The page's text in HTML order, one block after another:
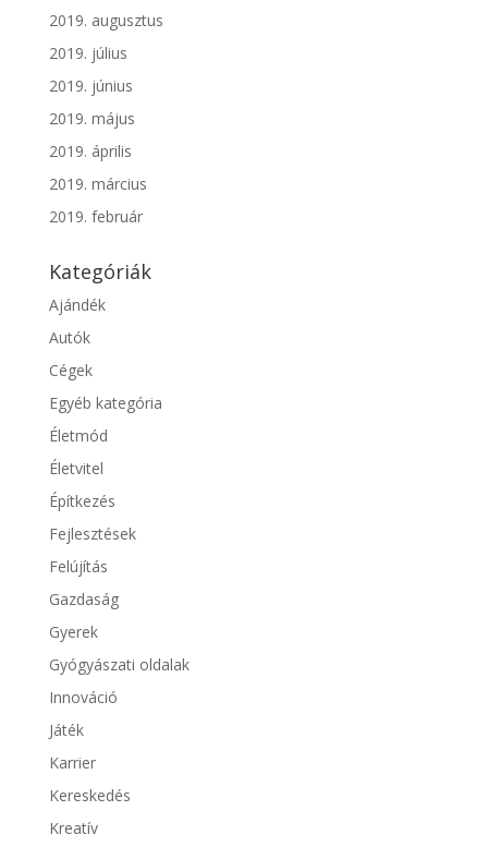
2019. augusztus
2019. július
2019. június
2019. május
2019. április
2019. március
2019. február
Kategóriák
Ajándék
Autók
Cégek
Egyéb kategória
Életmód
Életvitel
Építkezés
Fejlesztések
Felújítás
Gazdaság
Gyerek
Gyógyászati oldalak
Innováció
Játék
Karrier
Kereskedés
Kreatív